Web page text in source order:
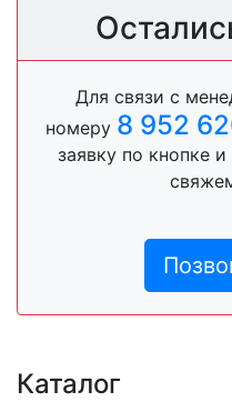
Для связи с
номеру 8 952
заявку по кнопке
Каталог